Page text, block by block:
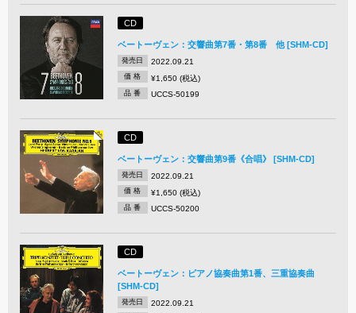
CD
ベートーヴェン：交響曲第7番・第8番 他 [SHM-CD]
発売日 2022.09.21
価 格 ¥1,650 (税込)
品 番 UCCS-50199
CD
ベートーヴェン：交響曲第9番《合唱》 [SHM-CD]
発売日 2022.09.21
価 格 ¥1,650 (税込)
品 番 UCCS-50200
CD
ベートーヴェン：ピアノ協奏曲第1番、三重協奏曲
[SHM-CD]
発売日 2022.09.21